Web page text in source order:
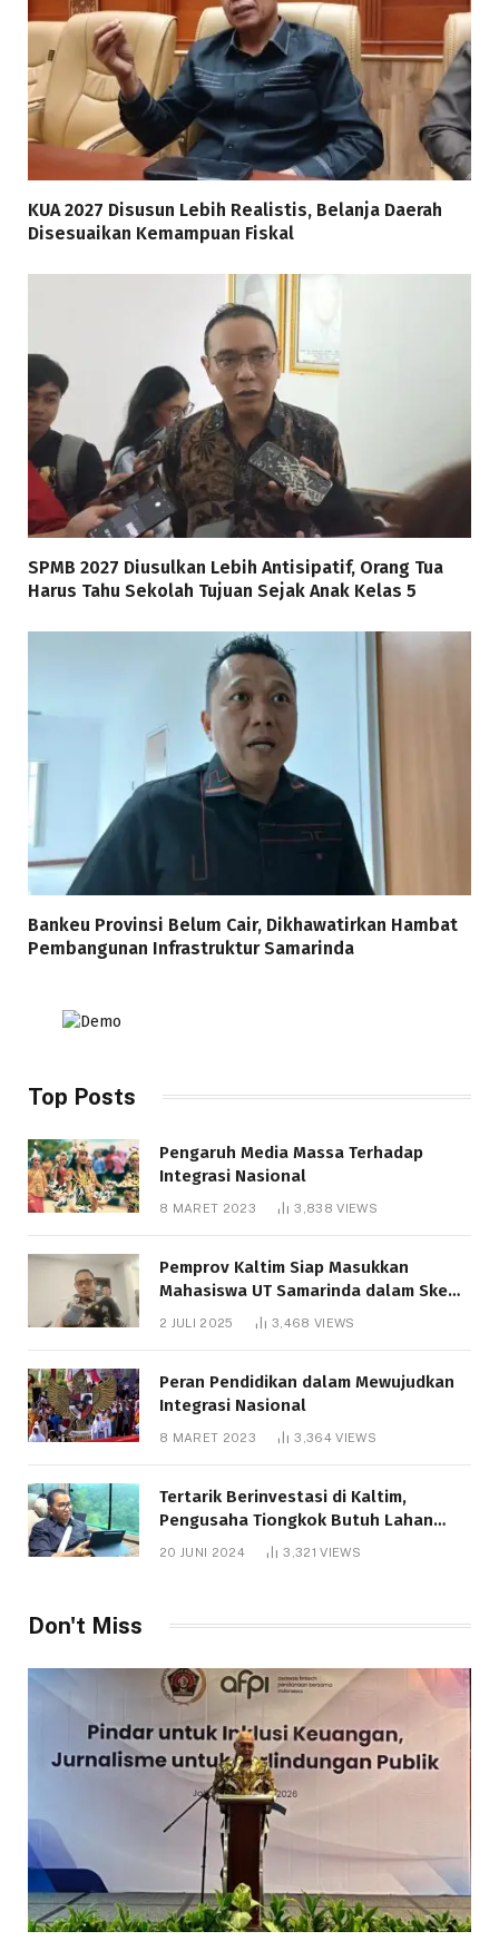
KUA 2027 Disusun Lebih Realistis, Belanja Daerah
Disesuaikan Kemampuan Fiskal
SPMB 2027 Diusulkan Lebih Antisipatif, Orang Tua
Harus Tahu Sekolah Tujuan Sejak Anak Kelas 5
Bankeu Provinsi Belum Cair, Dikhawatirkan Hambat
Pembangunan Infrastruktur Samarinda
Top Posts
Pengaruh Media Massa Terhadap
Integrasi Nasional
8 MARET 2023 3,838VIEWS
Pemprov Kaltim Siap Masukkan
Mahasiswa UT Samarinda dalam Skema
Bantuan Pendidikan Gratispol
2 JULI 2025 3,468 VIEWS
Peran Pendidikan dalam Mewujudkan
Integrasi Nasional
8 MARET 2023 3,364VIEWS
Tertarik Berinvestasi di Kaltim,
Pengusaha Tiongkok Butuh Lahan
1.000 Hektare
20 JUNI 2024 3,321VIEWS
Don't Miss